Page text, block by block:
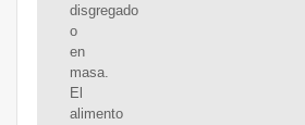
disgregado
o
en
masa.
El
alimento